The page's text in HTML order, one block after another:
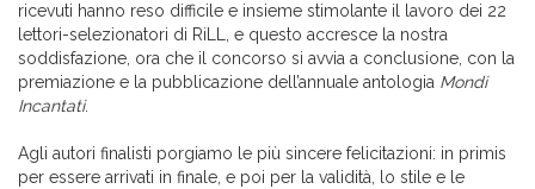
ricevuti hanno reso difficile e insieme stimolante il lavoro dei 22
lettori-selezionatori di RiLL, e questo accresce la nostra
soddisfazione, ora che il concorso si avvia a conclusione, con la
premiazione e la pubblicazione dell’annuale antologia Mondi
Incantati.
Agli autori finalisti porgiamo le più sincere felicitazioni: in primis
per essere arrivati in finale, e poi per la validità, lo stile e le